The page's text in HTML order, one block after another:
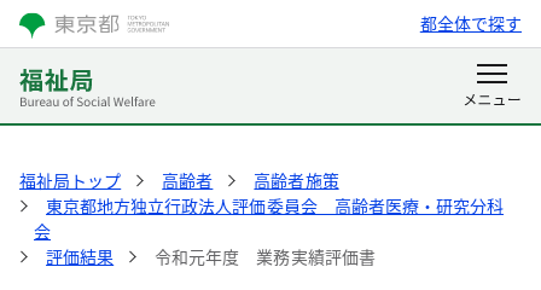
都全体で探す
福祉局トップ 高齢者
高齢者施策
東京都地方独立行政法人評価委員会 高齢者医療・研究分科
会
評価結果
令和元年度 業務実績評価書